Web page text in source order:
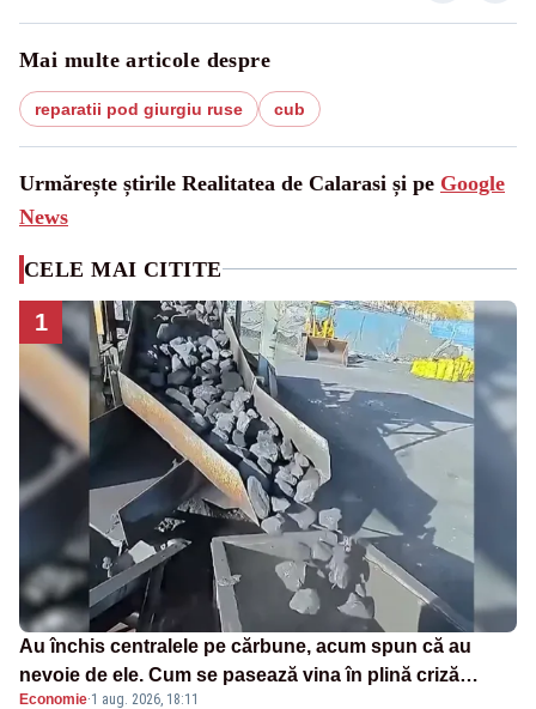
Mai multe articole despre
reparatii pod giurgiu ruse cub
Urmărește știrile Realitatea de Calarasi și pe Google
News
CELE MAI CITITE
1
Au închis centralele pe cărbune, acum spun că au
nevoie de ele. Cum se pasează vina în plină criză
energetică
Economie·1 aug. 2026, 18:11